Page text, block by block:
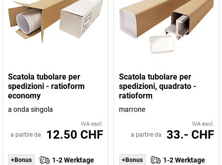
Scatola tubolare per
spedizioni - ratioform
economy
a onda singola
IVA escl.
a partire da 12.50 CHF
+Bonus 1-2 Werktage
Scatola tubolare per
spedizioni, quadrato -
ratioform
marrone
IVA escl.
a partire da 33.- CHF
+Bonus 1-2 Werktage